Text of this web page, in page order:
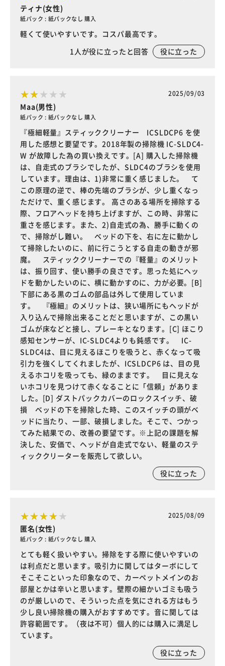
ティナ(女性)
紙パック : 紙パックなし 購入
軽くて使いやすいです。コスパ最高です。
1人が役に立ったと回答 役に立った
2025/09/03
Maa(男性)
紙パック : 紙パックなし 購入
『極細軽量』スティッククリーナー ICSLDCP6 を使
用した感想と要望です。2018年製の掃除機 IC-SLDC4-
W が故障した為の買い換えです。[A] 購入した掃除機
は、自走式のブラシでしたが、SLDC4のブラシを使用
しています。理由は、1)非常に重く感じました。 て
この原理の逆で、棒の先端のブラシが、少し重くなっ
ただけで、重く感じます。 高さのある場所を掃除する
際、フロアヘッドを持ち上げますが、この時、非常に
重さを感じます。また、2)自走式の為、勝手に動くの
で、掃除がし難い。 ベッドの下を、右に左に動かし
て掃除したいのに、前に行こうとする自走の動きが邪
魔。 スティッククリーナーでの『軽量』のメリット
は、振り回す、使い勝手の良さです。思った処にヘッ
ドを動かしたいのに、横に動かすのに、力が必要。[B]
下部にある黒のゴムの部品は外して使用していま
す。 『極細』のメリットは、狭い場所にもヘッドが
入り込んで掃除出来ることだと思いますが、この黒い
ゴムが床などと接し、プレーキとなります。[C] ほこり
感知センサーが、IC-SLDC4よりも鈍感です。 IC-
SLDC4は、目に見えるほこりを吸うと、赤くなって吸
引力を強くしてくれましたが、ICSLDCP6 は、目の見
えるホコリを吸っても、緑のままです。 目に見えな
いホコリを見つけて赤くなることに「信頼」がありま
した。[D] ダストパックカバーのロックスイッチ、破
損 ベッドの下を掃除した時、このスイッチの頭がベ
ッドに当たり、一部、破損しました。そこで、つかっ
てみた結果での、改善の要望です。※上記の課題を解
決した、安価で、ヘッドが自走式でない、軽量のステ
ィッククリーターを販売して欲しい。
役に立った
2025/08/09
匿名(女性)
紙パック : 紙パックなし 購入
とても軽く扱いやすい。掃除をする際に使いやすいの
は利点だと思います。吸引力に関してはターボにして
そこそこといった印象なので、カーペットメインのお
部屋とかは辛いと思います。壁際の細かいゴミも吸う
のが厳しいので、そういった点を気にされる方はもう
少し良い掃除機の購入がおすすめです。音に関しては
許容範囲です。（夜は不可）個人的には購入に満足し
ています。
役に立った